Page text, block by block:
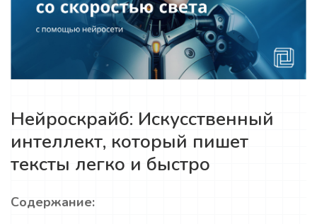
Нейроскрайб: Искусственный
интеллект, который пишет
тексты легко и быстро
Содержание: